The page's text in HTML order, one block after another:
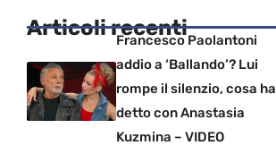
Articoli recentiFrancesco Paolantoni
addio a ‘Ballando’? Lui
rompe il silenzio, cosa ha
detto con Anastasia
Kuzmina – VIDEO